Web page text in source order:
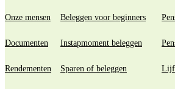
Onze mensen
Documenten
Rendementen
Beleggen voor beginners
Instapmoment beleggen
Sparen of beleggen